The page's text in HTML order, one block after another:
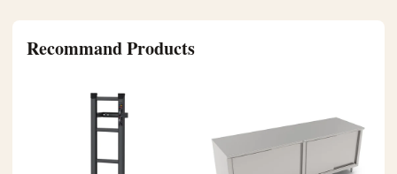
Recommand Products